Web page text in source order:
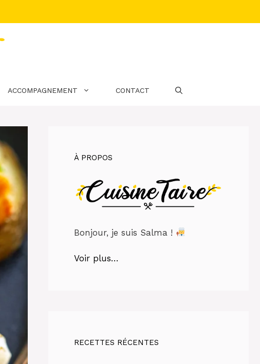
ACCOMPAGNEMENT CONTACT
À PROPOS
Bonjour, je suis Salma !
Voir plus…
RECETTES RÉCENTES